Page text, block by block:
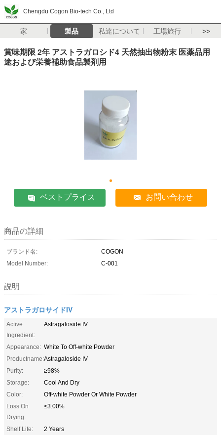
Chengdu Cogon Bio-tech Co., Ltd
家 製品 私達について 工場旅行 >>
賞味期限 2年 アストラガロシド4 天然抽出物粉末 医薬品用
途および栄養補助食品製剤用
ベストプライス お問い合わせ
商品の詳細
ブランド名:
COGON
Model Number:
C-001
説明
アストラガロサイドIV
Active
Ingredient:
Astragaloside IV
Appearance: White To Off-white Powder
Productname:Astragaloside IV
Purity:
≥98%
Storage:
Cool And Dry
Color:
Off-white Powder Or White Powder
Loss On
Drying:
≤3.00%
Shelf Life:
2 Years